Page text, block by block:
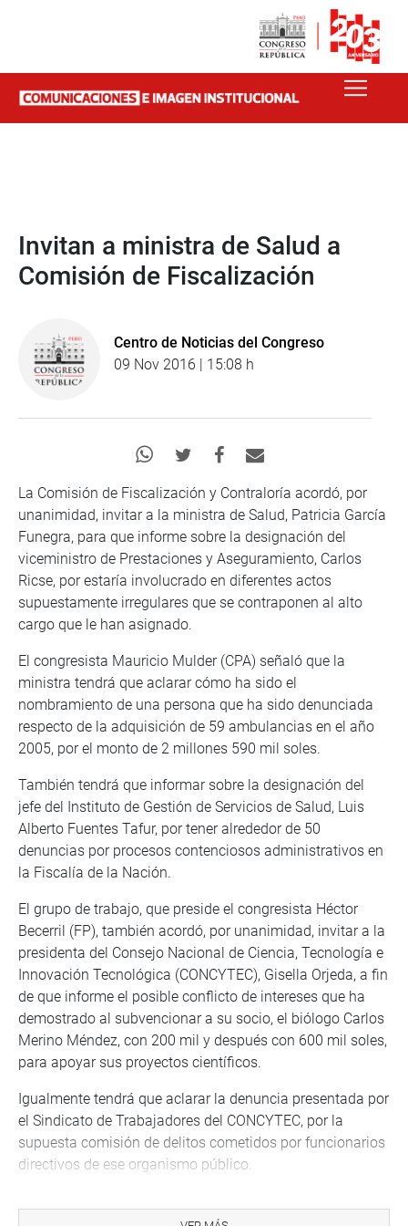
Invitan a ministra de Salud a
Comisión de Fiscalización
Centro de Noticias del Congreso
09 Nov 2016 | 15:08 h
La Comisión de Fiscalización y Contraloría acordó, por
unanimidad, invitar a la ministra de Salud, Patricia García
Funegra, para que informe sobre la designación del
viceministro de Prestaciones y Aseguramiento, Carlos
Ricse, por estaría involucrado en diferentes actos
supuestamente irregulares que se contraponen al alto
cargo que le han asignado.
El congresista Mauricio Mulder (CPA) señaló que la
ministra tendrá que aclarar cómo ha sido el
nombramiento de una persona que ha sido denunciada
respecto de la adquisición de 59 ambulancias en el año
2005, por el monto de 2 millones 590 mil soles.
También tendrá que informar sobre la designación del
jefe del Instituto de Gestión de Servicios de Salud, Luis
Alberto Fuentes Tafur, por tener alrededor de 50
denuncias por procesos contenciosos administrativos en
la Fiscalía de la Nación.
El grupo de trabajo, que preside el congresista Héctor
Becerril (FP), también acordó, por unanimidad, invitar a la
presidenta del Consejo Nacional de Ciencia, Tecnología e
Innovación Tecnológica (CONCYTEC), Gisella Orjeda, a fin
de que informe el posible conflicto de intereses que ha
demostrado al subvencionar a su socio, el biólogo Carlos
Merino Méndez, con 200 mil y después con 600 mil soles,
para apoyar sus proyectos científicos.
Igualmente tendrá que aclarar la denuncia presentada por
el Sindicato de Trabajadores del CONCYTEC, por la
supuesta comisión de delitos cometidos por funcionarios
directivos de ese organismo público.